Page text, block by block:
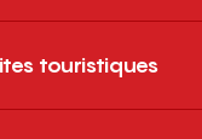
touristiques